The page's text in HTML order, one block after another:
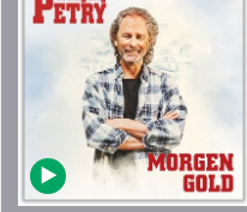
▶